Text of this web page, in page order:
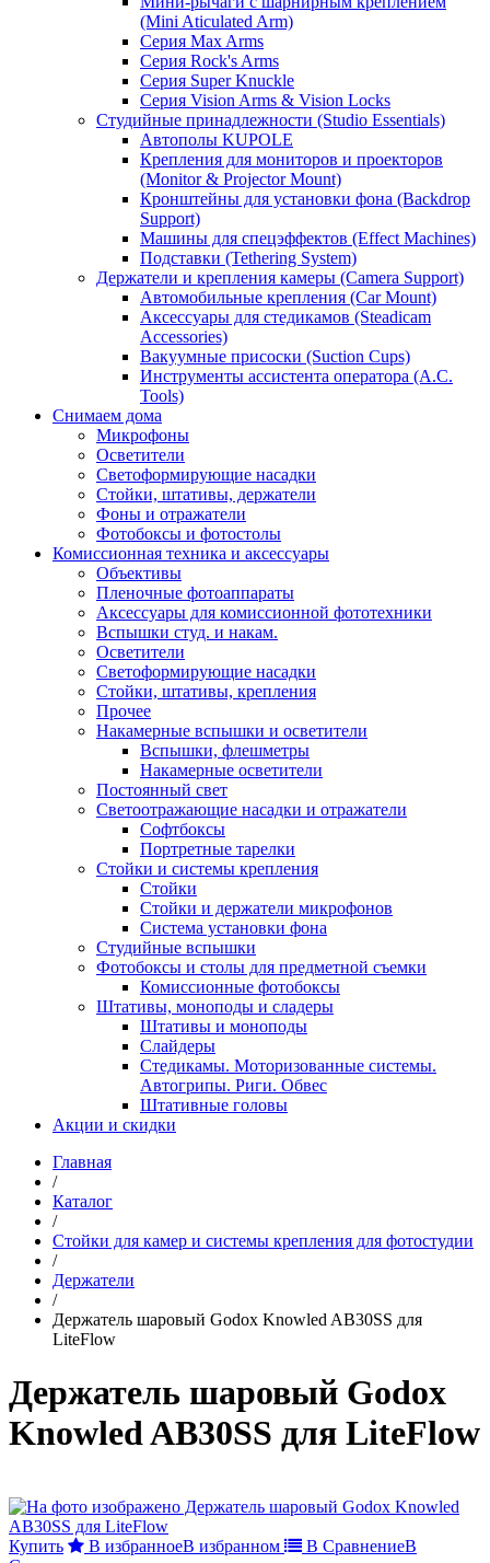
(Mini Aticulated Arm)
Серия Max Arms
Серия Rock's Arms
Серия Super Knuckle
Серия Vision Arms & Vision Locks
Студийные принадлежности (Studio Essentials)
Автополы KUPOLE
Крепления для мониторов и проекторов
(Monitor & Projector Mount)
Кронштейны для установки фона (Backdrop
Support)
Машины для спецэффектов (Effect Machines)
Подставки (Tethering System)
Держатели и крепления камеры (Camera Support)
Автомобильные крепления (Car Mount)
Аксессуары для стедикамов (Steadicam
Accessories)
Вакуумные присоски (Suction Cups)
Инструменты ассистента оператора (A.C.
Tools)
Снимаем дома
Микрофоны
Осветители
Светоформирующие насадки
Стойки, штативы, держатели
Фоны и отражатели
Фотобоксы и фотостолы
Комиссионная техника и аксессуары
Объективы
Пленочные фотоаппараты
Аксессуары для комиссионной фототехники
Вспышки студ. и накам.
Осветители
Светоформирующие насадки
Стойки, штативы, крепления
Прочее
Накамерные вспышки и осветители
Вспышки, флешметры
Накамерные осветители
Постоянный свет
Светоотражающие насадки и отражатели
Софтбоксы
Портретные тарелки
Стойки и системы крепления
Стойки
Стойки и держатели микрофонов
Система установки фона
Студийные вспышки
Фотобоксы и столы для предметной съемки
Комиссионные фотобоксы
Штативы, моноподы и сладеры
Штативы и моноподы
Слайдеры
Стедикамы. Моторизованные системы.
Автогрипы. Риги. Обвес
Штативные головы
Акции и скидки
Главная
/
Каталог
/
Стойки для камер и системы крепления для фотостудии
/
Держатели
/
Держатель шаровый Godox Knowled AB30SS для
LiteFlow
Держатель шаровый Godox
Knowled AB30SS для LiteFlow
Купить В избранноеВ избранном В СравнениеВ